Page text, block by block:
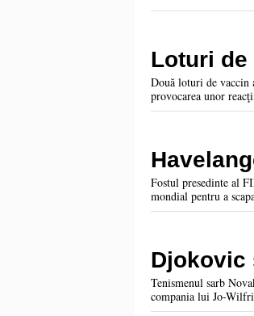
Loturi
Două loturi de vaccin
provocarea unor
Fostul presedinte al
mondial pentru a
Djokovic
Tenismenul sarb
compania lui Jo-